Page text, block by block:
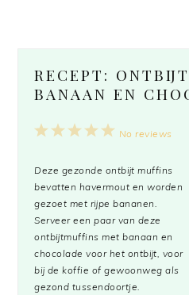
RECEPT:
BANAAN EN
5
4
3
2
1
No reviews
Deze gezonde ontbijt muffins
bevatten havermout en worden
gezoet met rijpe bananen.
Serveer een paar van deze
ontbijtmuffins met banaan en
chocolade voor het ontbijt, voor
bij de koffie of gewoonweg als
gezond tussendoortje.